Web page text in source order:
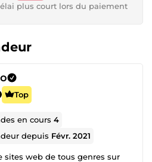
plus court lors du paiement
Top
en cours4
depuis Févr. 2021
sites web de tous genres sur